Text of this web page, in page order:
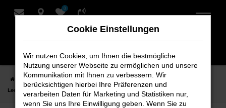
Zum
0
Startseite Leer CUPRA CUPRA Leon
Finden Sie Ihren CUPRA
Leon Gebrauchtwagen für Leer bei Schmidt + Koch
Cookie Einstellungen
Wir nutzen Cookies, um Ihnen die bestmögliche
Nutzung unserer Webseite zu ermöglichen und unsere
Kommunikation mit Ihnen zu verbessern. Wir
berücksichtigen hierbei Ihre Präferenzen und
verarbeiten Daten für Marketing und Statistiken nur,
wenn Sie uns Ihre Einwilligung geben. Wenn Sie zu